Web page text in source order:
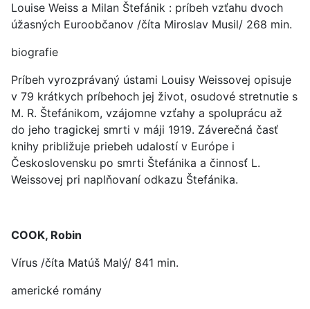
Louise Weiss a Milan Štefánik : príbeh vzťahu dvoch
úžasných Euroobčanov /číta Miroslav Musil/ 268 min.
biografie
Príbeh vyrozprávaný ústami Louisy Weissovej opisuje
v 79 krátkych príbehoch jej život, osudové stretnutie s
M. R. Štefánikom, vzájomne vzťahy a spoluprácu až
do jeho tragickej smrti v máji 1919. Záverečná časť
knihy približuje priebeh udalostí v Európe i
Československu po smrti Štefánika a činnosť L.
Weissovej pri naplňovaní odkazu Štefánika.
COOK, Robin
Vírus /číta Matúš Malý/ 841 min.
americké romány